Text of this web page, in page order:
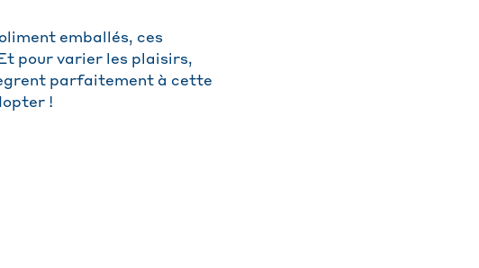
emballés, ces
pour varier les plaisirs,
parfaitement à cette
!